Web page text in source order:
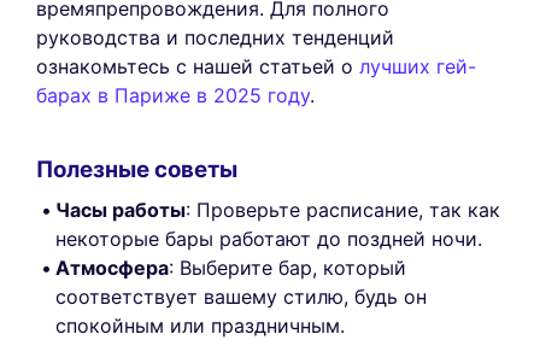
времяпрепровождения. Для полного
руководства и последних тенденций
ознакомьтесь с нашей статьей о лучших гей-
барах в Париже в 2025 году.
Полезные советы
Часы работы: Проверьте расписание, так как
некоторые бары работают до поздней ночи.
Атмосфера: Выберите бар, который
соответствует вашему стилю, будь он
спокойным или праздничным.